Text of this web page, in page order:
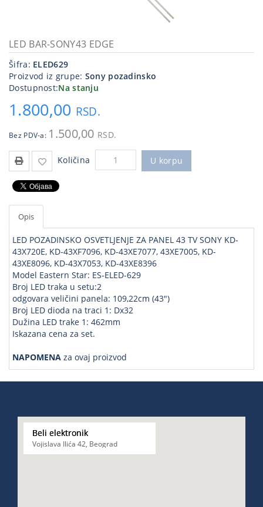
priključci
Kućna
tehnika
oprema,računari
Strujni
LED BAR-SONY43 EDGE
Šifra: ELED629
Proizvod iz grupe: Sony pozadinsko
Dostupnost:Na stanju
1.800,00 RSD.
Bez PDV-a: 1.500,00 RSD.
Količina U korpu
Opis
LED POZADINSKO OSVETLJENJE ZA PANEL 43 TV SONY KD-
43X720E, KD-43XF7096, KD-43XE7077, 43XE7005, KD-
43XE8096, KD-43X7053, KD-43XE8396
Model Eastern Star: ES-ELED-629
Broj LED traka u setu:2
odgovara veličini panela: 109,22cm (43")
Broj LED dioda na traci 1: Dx32
Dužina LED trake 1: 462mm
Iskazana cena za set.
NAPOMENA za ovaj proizvod
Beli elektronik
Vojislava Ilića 42, Beograd